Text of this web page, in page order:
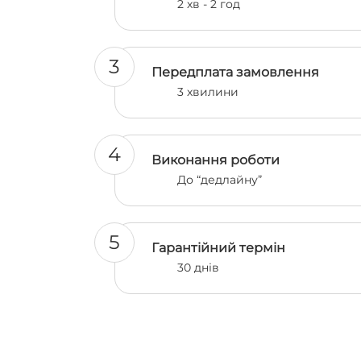
2 хв - 2 год
3 Передплата замовлення
3 хвилини
4 Виконання роботи
До “дедлайну”
5 Гарантійний термін
30 днів